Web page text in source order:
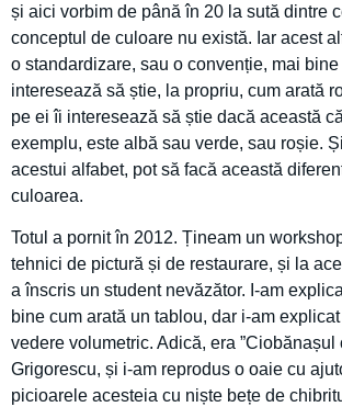
și aici vorbim de până în 20 la sută dintre
conceptul de culoare nu există. Iar acest
o standardizare, sau o convenție, mai
interesează să știe, la propriu, cum arată
pe ei îi interesează să știe dacă această
exemplu, este albă sau verde, sau roșie.
acestui alfabet, pot să facă această
culoarea.
Totul a pornit în 2012. Țineam un
tehnici de pictură și de restaurare, și la
a înscris un student nevăzător. I-am
bine cum arată un tablou, dar i-am
vedere volumetric. Adică, era ”Ciobănașul
Grigorescu, și i-am reprodus o oaie cu
picioarele acesteia cu niște bețe de